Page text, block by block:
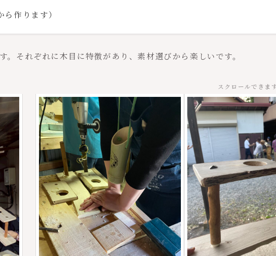
ら作ります）
。それぞれに木目に特徴があり、素材選びから楽しいです。
スクロールできます